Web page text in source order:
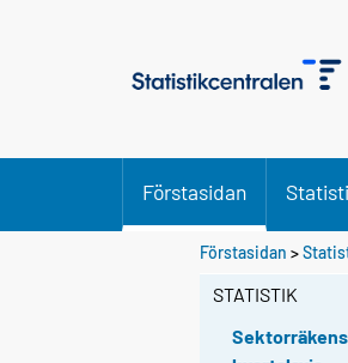
Förstasidan
Förstasidan >
STATISTIK